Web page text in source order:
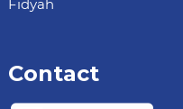
Fidyah
Contact